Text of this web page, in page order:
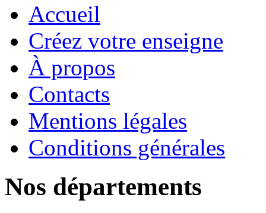
Accueil
Créez votre enseigne
À propos
Contacts
Mentions légales
Conditions générales
Nos départements